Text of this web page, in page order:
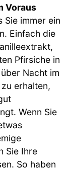
Voraus
Sie immer ein
Einfach die
Pfirsiche in
Nacht im
erhalten,
Wenn Sie
Sie Ihre
So haben